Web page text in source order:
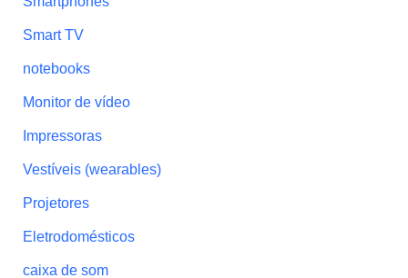
Smart TV
notebooks
Monitor de vídeo
Impressoras
Vestíveis (wearables)
Projetores
Eletrodomésticos
caixa de som